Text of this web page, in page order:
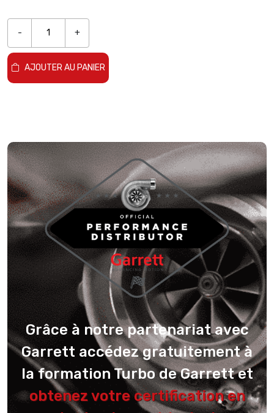
- +
AJOUTER AU PANIER
Grâce à notre partenariat avec
Garrett accédez gratuitement à
la formation Turbo de Garrett et
obtenez votre certification en